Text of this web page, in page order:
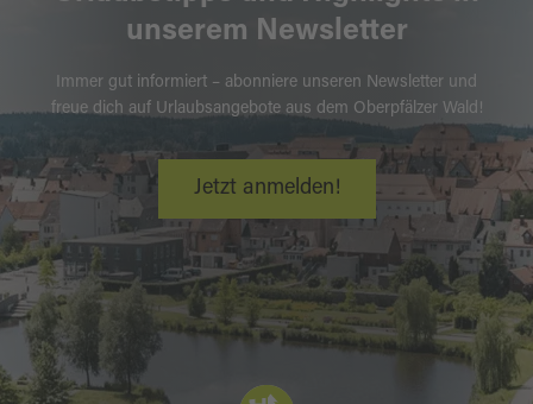
unserem Newsletter
Immer gut informiert – abonniere unseren Newsletter und
freue dich auf Urlaubsangebote aus dem Oberpfälzer Wald!
Jetzt anmelden!